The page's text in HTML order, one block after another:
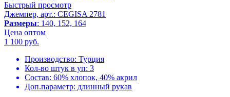
Быстрый просмотр
Джемпер, арт.: CEGISA 2781
Размеры: 140, 152, 164
Цена оптом
1 100 руб.
Производство: Турция
Кол-во штук в уп: 3
Состав: 60% хлопок, 40% акрил
Доп.параметр: длинный рукав